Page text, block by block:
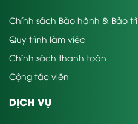
Chính sách Bảo hành & Bảo trì
Quy trình làm việc
Chính sách thanh toán
Cộng tác viên
DỊCH VỤ